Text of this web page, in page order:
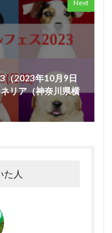
Next
（2023年10月9日
リア（神奈川県横
た人